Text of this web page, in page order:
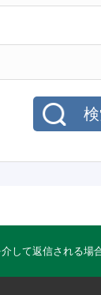
して返信される場